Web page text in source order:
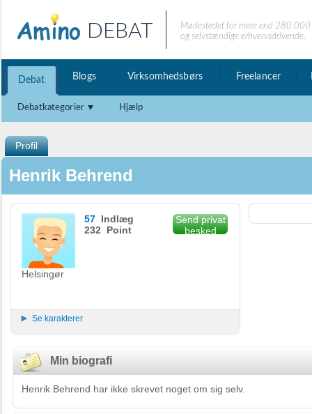
DEBAT
Mødestedet for mere end
og selvstændige erhvervsdrivende.
Debat Blogs Virksomhedsbørs Freelancer
Debatkategorier Hjælp
Profil
Henrik Behrend
Helsingør
57 Indlæg
232 Point
Send privat
besked
Se karakterer
Min biografi
Henrik Behrend har ikke skrevet noget om sig selv.